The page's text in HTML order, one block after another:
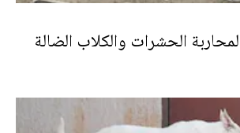
لمحاربة الحشرات والكلاب الضالة